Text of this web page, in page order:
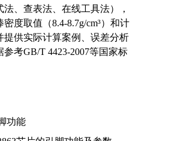
、查表法、在线工具法），
度取值（8.4-8.7g/cm³）和计
提供实际计算案例、误差分析
考GB/T 4423-2007等国家标
功能